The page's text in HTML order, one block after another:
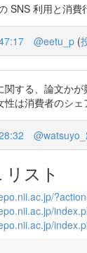
SNS 利用と消
@eetu_p (
関する、論文か
性は消費者のシ
スト